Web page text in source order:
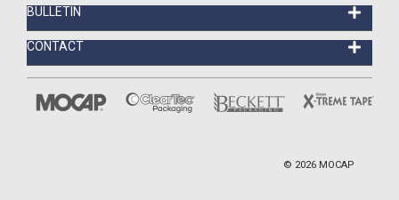
BULLETIN
CONTACT
© 2026 MOCAP